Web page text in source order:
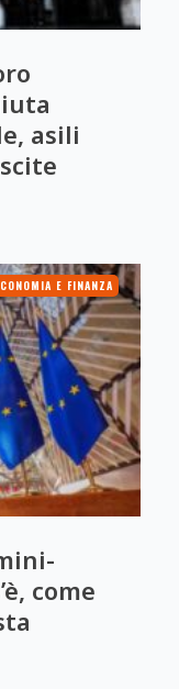
asili
E FINANZA
come